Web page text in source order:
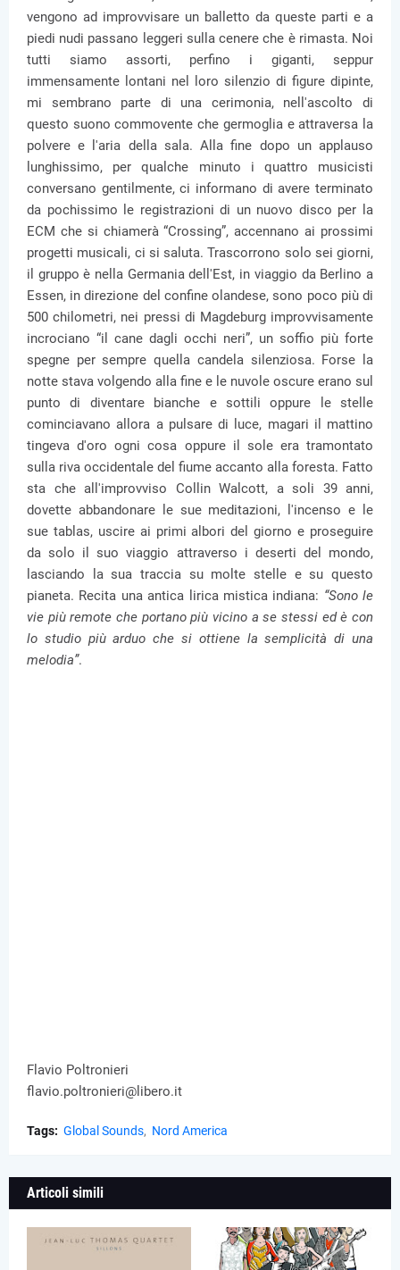
vengono ad improvvisare un balletto da queste parti e a
piedi nudi passano leggeri sulla cenere che è rimasta. Noi
tutti siamo assorti, perfino i giganti, seppur
immensamente lontani nel loro silenzio di figure dipinte,
mi sembrano parte di una cerimonia, nell'ascolto di
questo suono commovente che germoglia e attraversa la
polvere e l'aria della sala. Alla fine dopo un applauso
lunghissimo, per qualche minuto i quattro musicisti
conversano gentilmente, ci informano di avere terminato
da pochissimo le registrazioni di un nuovo disco per la
ECM che si chiamerà “Crossing”, accennano ai prossimi
progetti musicali, ci si saluta. Trascorrono solo sei giorni,
il gruppo è nella Germania dell'Est, in viaggio da Berlino a
Essen, in direzione del confine olandese, sono poco più di
500 chilometri, nei pressi di Magdeburg improvvisamente
incrociano “il cane dagli occhi neri”, un soffio più forte
spegne per sempre quella candela silenziosa. Forse la
notte stava volgendo alla fine e le nuvole oscure erano sul
punto di diventare bianche e sottili oppure le stelle
cominciavano allora a pulsare di luce, magari il mattino
tingeva d'oro ogni cosa oppure il sole era tramontato
sulla riva occidentale del fiume accanto alla foresta. Fatto
sta che all'improvviso Collin Walcott, a soli 39 anni,
dovette abbandonare le sue meditazioni, l'incenso e le
sue tablas, uscire ai primi albori del giorno e proseguire
da solo il suo viaggio attraverso i deserti del mondo,
lasciando la sua traccia su molte stelle e su questo
pianeta. Recita una antica lirica mistica indiana: “Sono le
vie più remote che portano più vicino a se stessi ed è con
lo studio più arduo che si ottiene la semplicità di una
melodia”.
Flavio Poltronieri
flavio.poltronieri@libero.it
Tags: Global Sounds Nord America
Articoli simili